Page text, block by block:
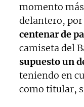
momento
delantero, por
centenar de
camiseta del
supuesto un
teniendo en
como titular,